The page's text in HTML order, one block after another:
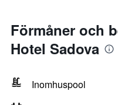
Förmåner och
Hotel Sadova
Inomhuspool